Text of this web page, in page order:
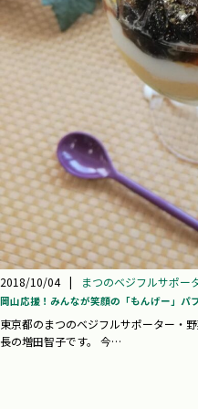
2018/10/04 | まつのベジフルサポー
岡山応援！みんなが笑顔の「もんげー」パ
東京都のまつのベジフルサポーター・
長の増田智子です。 今…